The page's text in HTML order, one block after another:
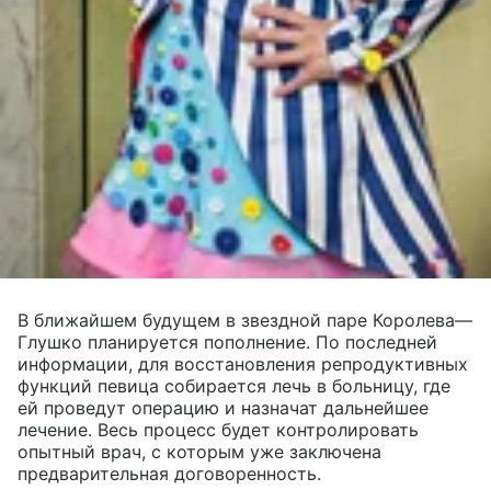
В ближайшем будущем в звездной паре Королева—
Глушко планируется пополнение. По последней
информации, для восстановления репродуктивных
функций певица собирается лечь в больницу, где
ей проведут операцию и назначат дальнейшее
лечение. Весь процесс будет контролировать
опытный врач, с которым уже заключена
предварительная договоренность.